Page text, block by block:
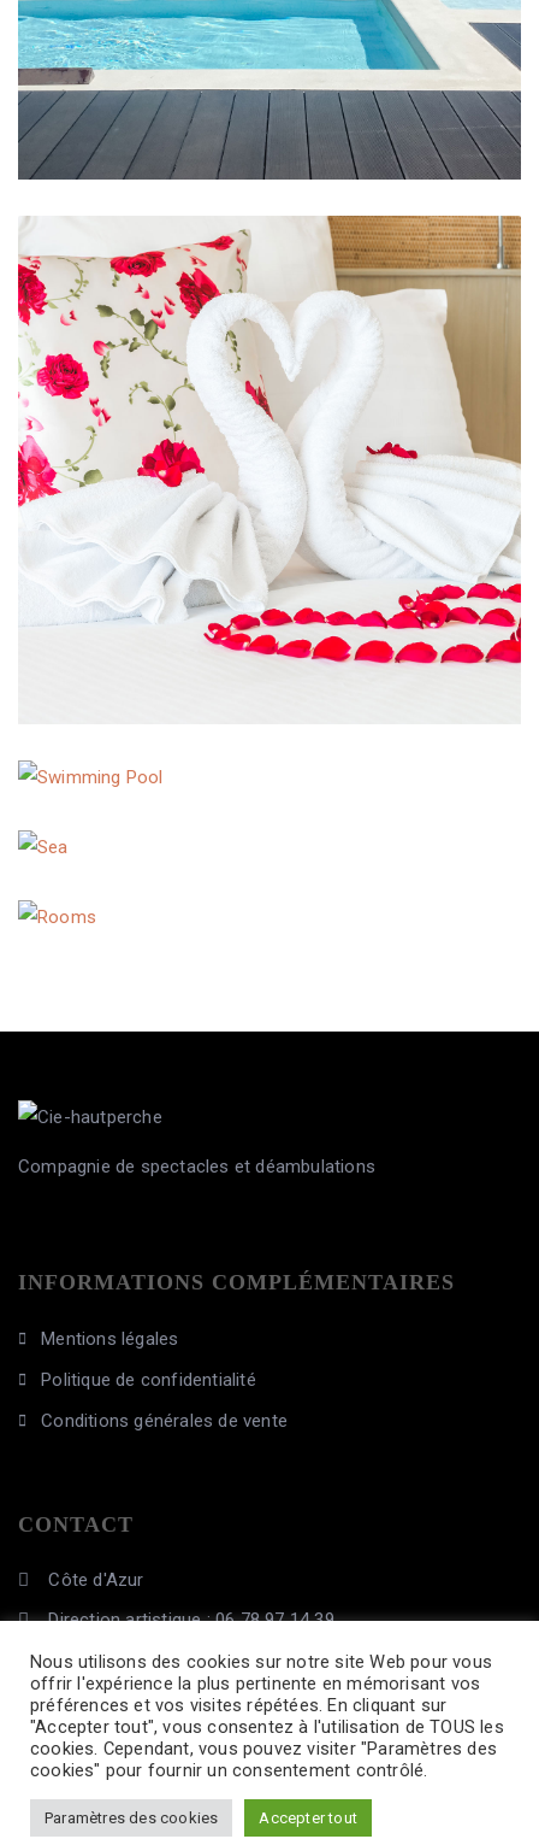
Swimming Pool
Compagnie de spectacles et déambulations
INFORMATIONS COMPLÉMENTAIRES
Mentions légales
Politique de confidentialité
Conditions générales de vente
CONTACT
Côte d'Azur
Direction artistique : 06 78 97 14 39
contact@cie-hautperche.com
Nous utilisons des cookies sur notre site Web pour vous
offrir l'expérience la plus pertinente en mémorisant vos
préférences et vos visites répétées. En cliquant sur
"Accepter tout", vous consentez à l'utilisation de TOUS les
cookies. Cependant, vous pouvez visiter "Paramètres des
cookies" pour fournir un consentement contrôlé.
Paramètres des cookies Accepter tout